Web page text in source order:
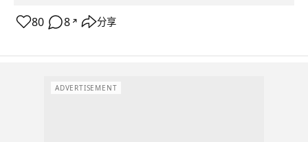
80 8 ↗ 分享
ADVERTISEMENT